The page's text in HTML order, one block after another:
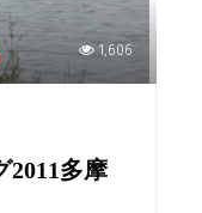
1,606
2011多摩